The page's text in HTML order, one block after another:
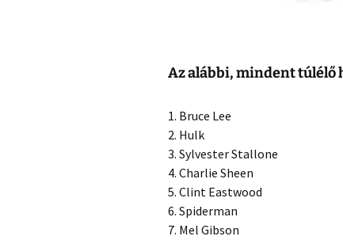
Az alábbi, mindent túlélő
1. Bruce Lee
2. Hulk
3. Sylvester Stallone
4. Charlie Sheen
5. Clint Eastwood
6. Spiderman
7. Mel Gibson